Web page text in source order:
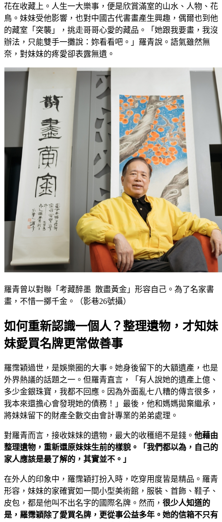
花在收藏上。人生一大樂事，便是欣賞滿室的山水、人物、花
鳥。妹妹受他影響，也對中國古代書畫產生興趣，偶爾也到他
的藏室「突襲」，挑走哥哥心愛的藏品。「她跟我要畫，我沒
辦法，只能雙手一攤說：妳看看吧。」羅青說。語氣雖然無
奈，對妹妹的疼愛卻表露無遺。
羅青曾以對聯「考藏醉墨 散盡黃金」形容自己。為了名家書
畫，不惜一擲千金。（影巷26號攝）
如何重新認識一個人？整理遺物，才知妹
妹愛買名牌更常做善事
羅霈穎過世，是娛樂圈的大事。她身後留下的大額遺產，也是
外界熱議的話題之一。但羅青直言，「有人說她的遺產上億、
多少金銀珠寶，我都不回應。因為外面亂七八糟的傳言很多，
我本來還擔心會發現她的債務！」最後，他和媽媽拋棄繼承，
將妹妹留下的財產全數交由會計專業的弟弟處理。
對羅青而言，接收妹妹的遺物，最大的收穫絕不是錢。 他藉由
整理遺物，重新還原妹妹生前的樣貌。「我們都以為，自己的
家人應該是最了解的，其實並不。」
在外人的印象中，羅霈穎打扮入時，吃穿用度皆是精品。羅青
形容，妹妹的家確實如一間小型美術館，服裝、首飾、鞋子、
皮包，都是他叫不出名字的國際名牌。然而， 很少人知道的
是， 羅霈穎除了愛買名牌，更從事公益多年。她的信箱不只有